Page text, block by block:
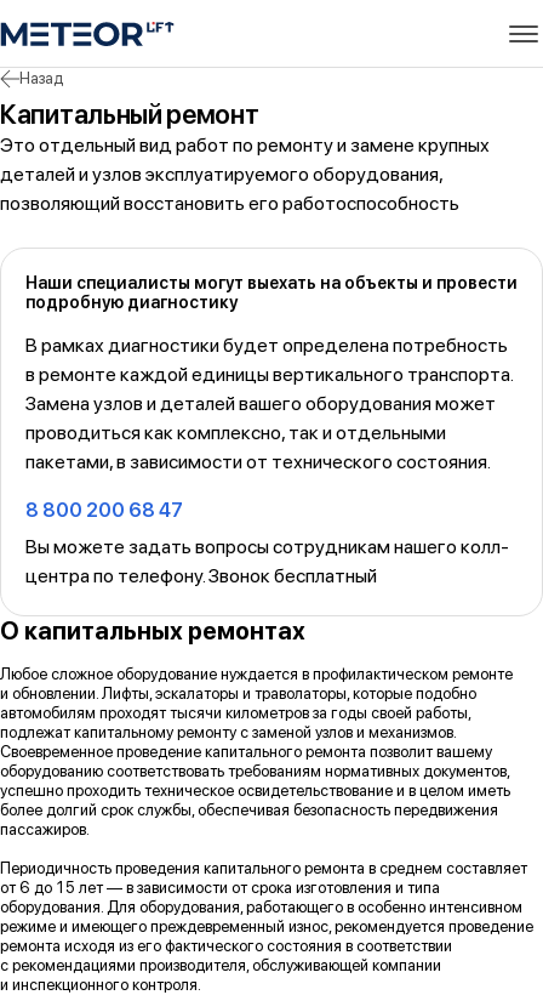
Назад
Капитальный ремонт
Это отдельный вид работ по ремонту и замене крупных
деталей и узлов эксплуатируемого оборудования,
позволяющий восстановить его работоспособность
Наши специалисты могут выехать на объекты и провести
подробную диагностику
В рамках диагностики будет определена потребность
в ремонте каждой единицы вертикального транспорта.
Замена узлов и деталей вашего оборудования может
проводиться как комплексно, так и отдельными
пакетами, в зависимости от технического состояния.
8 800 200 68 47
Вы можете задать вопросы сотрудникам нашего колл-
центра по телефону. Звонок бесплатный
О капитальных ремонтах
Любое сложное оборудование нуждается в профилактическом ремонте
и обновлении. Лифты, эскалаторы и траволаторы, которые подобно
автомобилям проходят тысячи километров за годы своей работы,
подлежат капитальному ремонту с заменой узлов и механизмов.
Своевременное проведение капитального ремонта позволит вашему
оборудованию соответствовать требованиям нормативных документов,
успешно проходить техническое освидетельствование и в целом иметь
более долгий срок службы, обеспечивая безопасность передвижения
пассажиров.
Периодичность проведения капитального ремонта в среднем составляет
от 6 до 15 лет — в зависимости от срока изготовления и типа
оборудования. Для оборудования, работающего в особенно интенсивном
режиме и имеющего преждевременный износ, рекомендуется проведение
ремонта исходя из его фактического состояния в соответствии
с рекомендациями производителя, обслуживающей компании
и инспекционного контроля.